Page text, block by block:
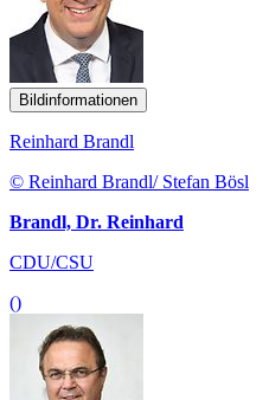
Bildinformationen
Reinhard Brandl
© Reinhard Brandl/ Stefan Bösl
Brandl, Dr. Reinhard
CDU/CSU
()